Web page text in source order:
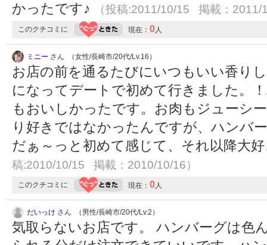
かったです♪
（投稿:2011/10/15 掲載：2011/
このクチコミに 現在： 0人
ミニー さん （女性/長崎市/20代/Lv.16）
お店の前を通るたびにいつもいい香り
になってデートで初めて行きました。
もおいしかったです。お肉もジューシ
り好きではなかったんですが、ハンバ
だぁ～っと初めて感じて、それ以降大
稿:2010/10/15 掲載：2010/10/16）
このクチコミに 現在： 0人
だいっけ さん （男性/長崎市/20代/Lv.2）
気取らないお店です。 ハンバーグは色